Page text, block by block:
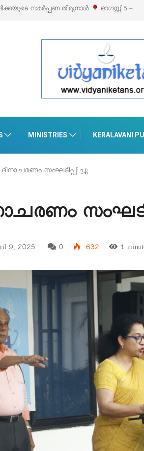
–‘പെറ്റൽസ്’ ലൈഫ് സ്റ്റൈൽ എക്സിബിഷനും
MINISTRIES KERALAVANI
സംഘടിപ്പിച്ചു.
9, 2025 0 632 1